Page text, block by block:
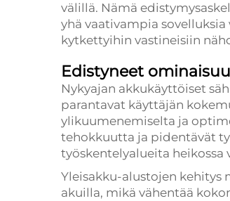
välillä. Nämä
yhä vaativampia
kytkettyihin vastineisiin
Edistyneet
Nykyajan akkukäyttöiset
parantavat käyttäjän
ylikuumenemiselta ja
tehokkuutta ja pidentävät
työskentelyalueita heikossa
Yleisakku-alustojen kehitys
akuilla, mikä vähentää